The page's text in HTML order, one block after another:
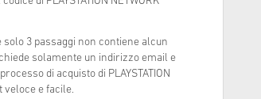
3 passaggi non contiene alcun
solamente un indirizzo email e
di acquisto di PLAYSTATION
veloce e facile.